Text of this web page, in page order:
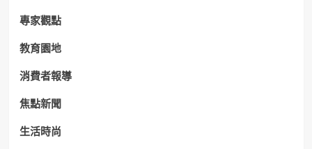
專家觀點
教育園地
消費者報導
焦點新聞
生活時尚